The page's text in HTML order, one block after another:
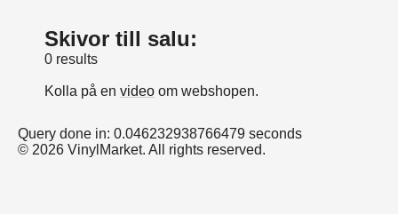
Skivor till salu:
0 results
Kolla på en video om webshopen.
Query done in: 0.046232938766479 seconds
© 2026 VinylMarket. All rights reserved.